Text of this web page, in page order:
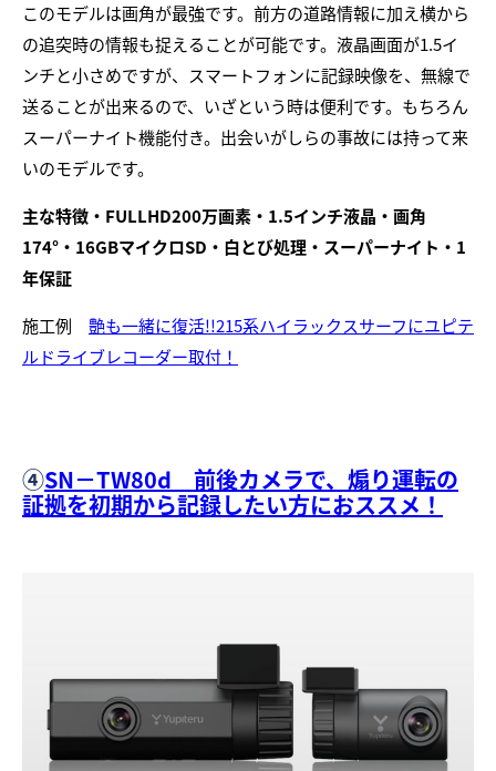
このモデルは画角が最強です。前方の道路情報に加え横から
の追突時の情報も捉えることが可能です。液晶画面が1.5イ
ンチと小さめですが、スマートフォンに記録映像を、無線で
送ることが出来るので、いざという時は便利です。もちろん
スーパーナイト機能付き。出会いがしらの事故には持って来
いのモデルです。
主な特徴・FULLHD200万画素・1.5インチ液晶・画角
174°・16GBマイクロSD・白とび処理・スーパーナイト・1
年保証
施工例 艶も一緒に復活!!215系ハイラックスサーフにユピテ
ルドライブレコーダー取付！
④SN－TW80d 前後カメラで、煽り運転の
証拠を初期から記録したい方におススメ！